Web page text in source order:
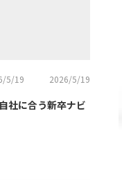
5/19 2026/5/19
社に合う新卒ナビ